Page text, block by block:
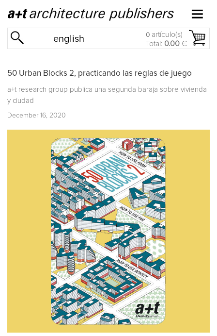
english 0 artículo(s)
Total: 0.00 €
50 Urban Blocks 2, practicando las reglas de juego
a+t research group publica una segunda baraja sobre vivienda
y ciudad
December 16, 2020